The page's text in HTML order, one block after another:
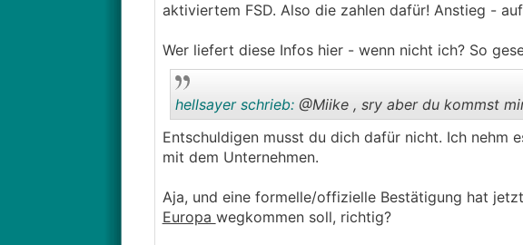
aktiviertem FSD. Also die zahlen dafür! Anstieg -
Wer liefert diese Infos hier - wenn nicht ich? So
hellsayer schrieb:@Miike , sry aber du kommst
Entschuldigen musst du dich dafür nicht. Ich nehm
mit dem Unternehmen.
Aja, und eine formelle/offizielle Bestätigung hat
Europa wegkommen soll, richtig?